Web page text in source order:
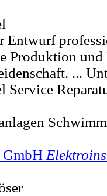
Entwurf
Produktion
...
Service
GmbH